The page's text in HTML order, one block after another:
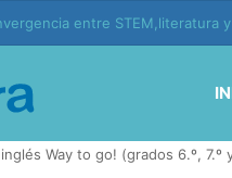
educación y vida en
Way to go! (grados 6.º, 7.º